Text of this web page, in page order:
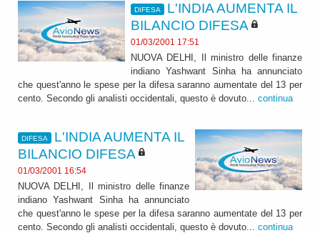
DIFESA
L'INDIA AUMENTA IL
BILANCIO DIFESA
01/03/2001 17:51
NUOVA DELHI, Il ministro delle finanze
indiano Yashwant Sinha ha annunciato
che quest'anno le spese per la difesa saranno aumentate del 13 per
cento. Secondo gli analisti occidentali, questo è dovuto... continua
DIFESA
L'INDIA AUMENTA IL
BILANCIO DIFESA
01/03/2001 16:54
NUOVA DELHI, Il ministro delle finanze
indiano Yashwant Sinha ha annunciato
che quest'anno le spese per la difesa saranno aumentate del 13 per
cento. Secondo gli analisti occidentali, questo è dovuto... continua